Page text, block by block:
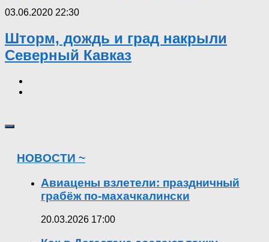
03.06.2020 22:30
Шторм, дождь и град накрыли
Северный Кавказ
НОВОСТИ ~
Авиацены взлетели: праздничный
грабёж по-махачкалински
20.03.2026 17:00